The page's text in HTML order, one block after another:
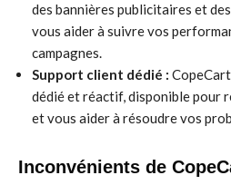
des bannières publicitaires et
vous aider à suivre vos
campagnes.
Support client dédié :
dédié et réactif, disponible pour
et vous aider à résoudre vos
Inconvénients de